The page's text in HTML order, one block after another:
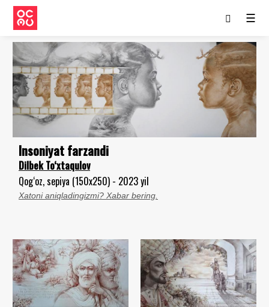
☰
Insoniyat farzandi
Dilbek To‘xtaqulov
Qog‘oz, sepiya (150x250) - 2023 yil
Xatoni aniqladingizmi? Xabar bering.